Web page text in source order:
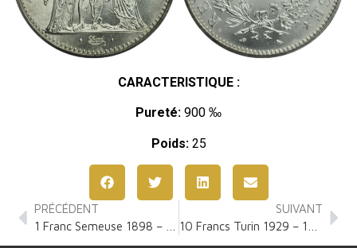
CARACTERISTIQUE :
Pureté: 900 ‰
Poids:25
PRÉCÉDENT
SUIVANT